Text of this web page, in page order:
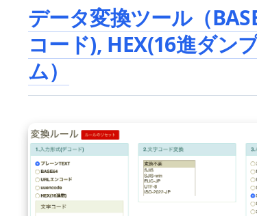
データ変換ツール（
コード), HEX(16進ダン
ム）